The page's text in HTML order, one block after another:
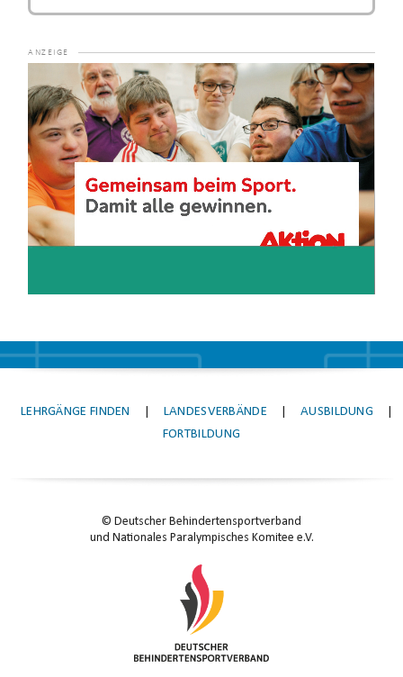
Player
LEHRGÄNGE FINDEN LANDESVERBÄNDE AUSBILDUNG
FORTBILDUNG
© Deutscher Behindertensportverband
und Nationales Paralympisches Komitee e.V.